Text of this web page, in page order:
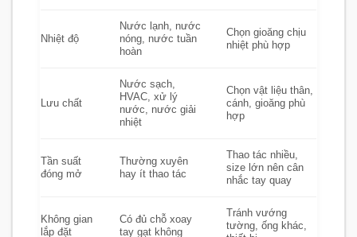
Nhiệt độ
Nước lạnh, nước
nóng, nước tuần
hoàn
Chọn gioăng chịu
nhiệt phù hợp
Lưu chất
Nước sạch,
HVAC, xử lý
nước, nước giải
nhiệt
Chọn vật liệu thân,
cánh, gioăng phù
hợp
Tần suất
đóng mở
Thường xuyên
hay ít thao tác
Thao tác nhiều,
size lớn nên cân
nhắc tay quay
Không gian
lắp đặt
Có đủ chỗ xoay
tay gạt không
Tránh vướng
tường, ống khác,